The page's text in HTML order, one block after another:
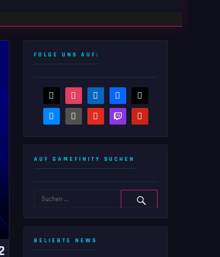
FOLGE UNS AUF:
threads instagramlinkedin facebook
bluesky steam-
square
youtubetwitch pinterest
AUF GAMEFINITY SUCHEN
BELIEBTE NEWS